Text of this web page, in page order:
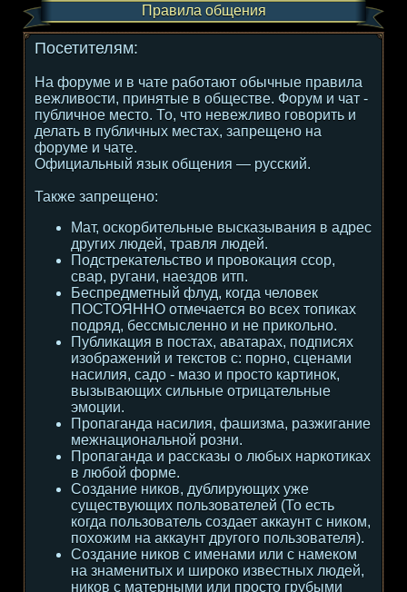
Правила общения
Посетителям:
На форуме и в чате работают обычные правила
вежливости, принятые в обществе. Форум и чат -
публичное место. То, что невежливо говорить и
делать в публичных местах, запрещено на
форуме и чате.
Официальный язык общения — русский.
Также запрещено:
Мат, оскорбительные высказывания в адрес
других людей, травля людей.
Подстрекательство и провокация ссор,
свар, ругани, наездов итп.
Беспредметный флуд, когда человек
ПОСТОЯННО отмечается во всех топиках
подряд, бессмысленно и не прикольно.
Публикация в постах, аватарах, подписях
изображений и текстов с: порно, сценами
насилия, садо - мазо и просто картинок,
вызывающих сильные отрицательные
эмоции.
Пропаганда насилия, фашизма, разжигание
межнациональной розни.
Пропаганда и рассказы о любых наркотиках
в любой форме.
Создание ников, дублирующих уже
существующих пользователей (То есть
когда пользователь создает аккаунт с ником,
похожим на аккаунт другого пользователя).
Создание ников с именами или с намеком
на знаменитых и широко известных людей,
ников с матерными или просто грубыми